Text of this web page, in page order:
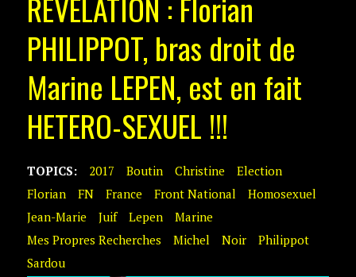
PHILIPPOT, bras droit de
Marine LEPEN, est en fait
HETERO-SEXUEL !!!
TOPICS: 2017 Boutin Christine
Election
Florian
FN France Front National
Homosexuel
Jean-Marie
Juif Lepen
Marine
Mes Propres Recherches
Michel Noir
Philippot
Sardou